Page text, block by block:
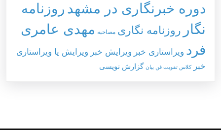
دوره خبرنگاری در مشهد روزنامه
نگار روزنامه نگاری مصاحبه مهدی عامری
فرد ویراستاری خبر ویرایش خبر ویرایش یا ویراستاری
خبر
کلاس تقویت فن بیان گزارش نویسی